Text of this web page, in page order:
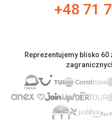
+48 71
Reprezentujemy blisko